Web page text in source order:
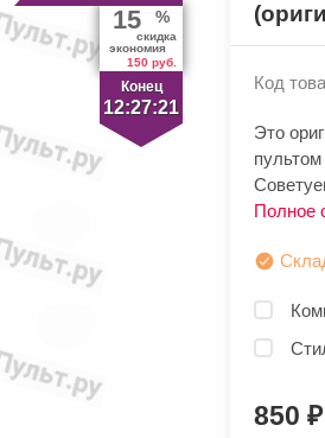
Конец
12:27:21
15 %
скидка
экономия
150 руб.
Код
Это
Полное
850